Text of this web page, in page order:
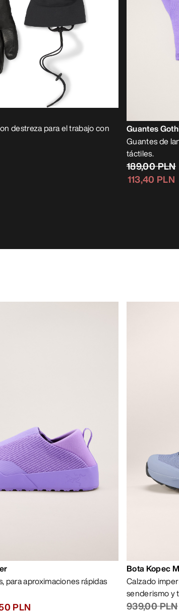
destreza para el trabajo con
Guantes
Guantes de
táctiles.
189,00 PLN
113,40 PLN
para aproximaciones rápidas
PLN
Bota Kopec
Calzado
senderismo y
939,00 PLN